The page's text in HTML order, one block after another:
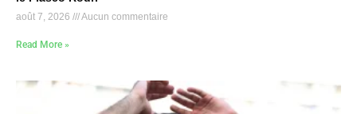
août 7, 2026 Aucun commentaire
Read More »